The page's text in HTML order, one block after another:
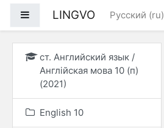
Боковая панель
LINGVO Русский ‎(ru)‎
ст. Английский язык /
Англійская мова 10 (п)
(2021)
English 10